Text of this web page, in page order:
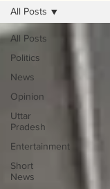
All Posts
Politics
News
Opinion
Uttar
Pradesh
Entertainment
Short
News
All Posts